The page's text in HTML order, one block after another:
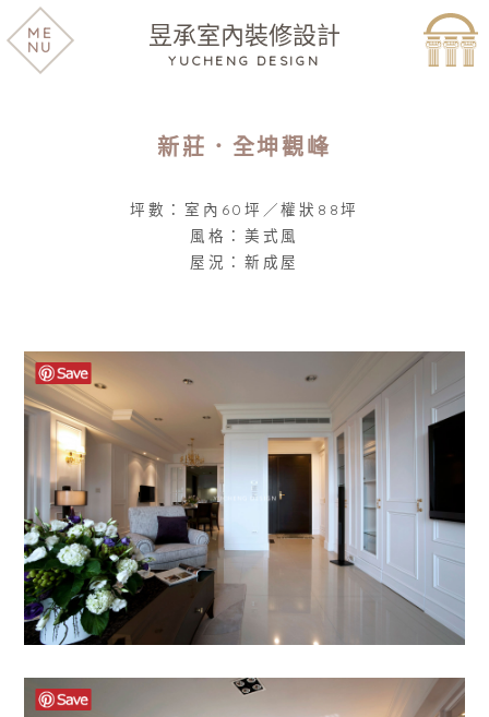
昱承室內裝修設計
YUCHENG DESIGN
ME
NU
新莊．全坤觀峰
坪數：室內60坪／權狀88坪
風格：美式風
屋況：新成屋